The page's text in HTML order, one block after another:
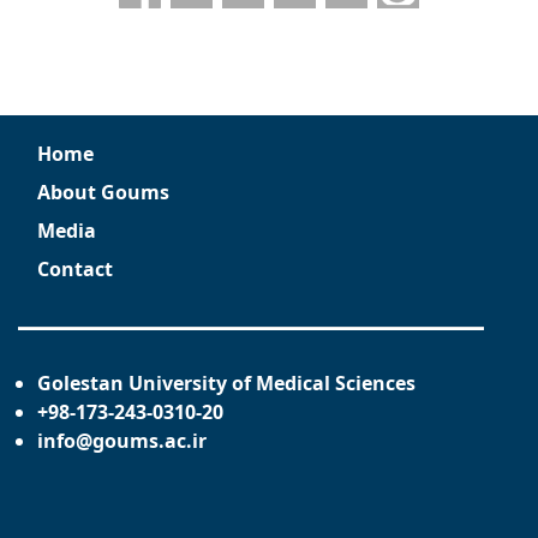
Home
About Goums
Media
Contact
Golestan University of Medical Sciences
+98-173-243-0310-20
info@goums.ac.ir